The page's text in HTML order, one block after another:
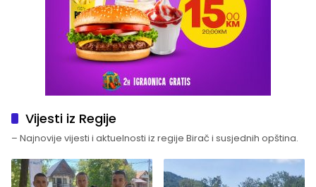
Vijesti iz Regije
– Najnovije vijesti i aktuelnosti iz regije Birač i susjednih opština.